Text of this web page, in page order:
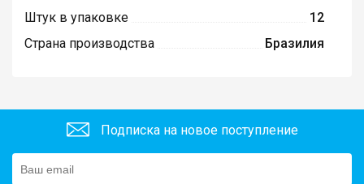
Штук в упаковке
12
Страна производства
Бразилия
Подписка на новое поступление